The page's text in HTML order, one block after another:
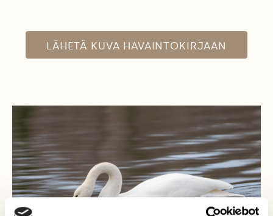
LÄHETÄ KUVA HAVAINTOKIRJAAN